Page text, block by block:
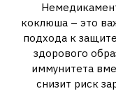
коклюша – это
подхода к
здорового
иммунитета
снизит риск